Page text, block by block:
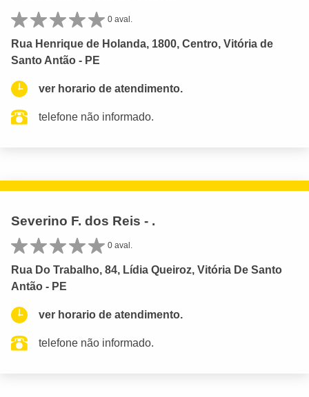
0 aval.
Rua Henrique de Holanda, 1800, Centro, Vitória de
Santo Antão - PE
ver horario de atendimento.
telefone não informado.
Severino F. dos Reis - .
0 aval.
Rua Do Trabalho, 84, Lídia Queiroz, Vitória De Santo
Antão - PE
ver horario de atendimento.
telefone não informado.